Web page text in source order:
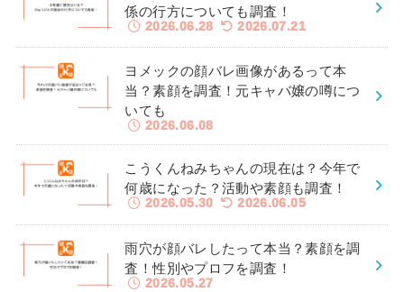
係の行方についても調査！
2026.06.28 2026.07.21
ヨメックの顔バレ画像があるって本
当？素顔を調査！元キャバ嬢の噂につ
いても
2026.06.08
こうくんねみちゃんの現在は？今年で
何歳になった？活動や素顔も調査！
2026.05.30 2026.06.05
雨穴が顔バレしたって本当？素顔を調
査！性別やプロフを調査！
2026.05.27